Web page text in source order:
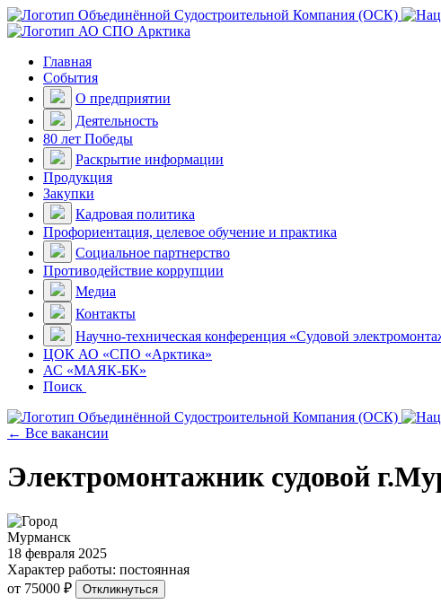
Главная
События
О предприятии
Деятельность
80 лет Победы
Раскрытие информации
Продукция
Закупки
Кадровая политика
Профориентация, целевое обучение и практика
Социальное партнерство
Противодействие коррупции
Медиа
Контакты
Научно-техническая конференция «Судовой
ЦОК АО «СПО «Арктика»
АС «МАЯК-БК»
Поиск
← Все вакансии
Электромонтажник судовой
Мурманск
18 февраля 2025
Характер работы: постоянная
от 75000 ₽
Откликнуться